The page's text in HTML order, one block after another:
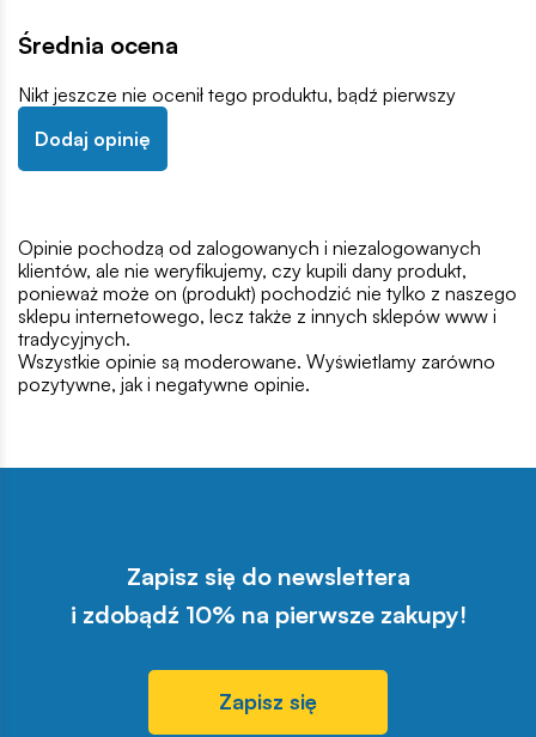
Średnia ocena
Nikt jeszcze nie ocenił tego produktu, bądź pierwszy
Dodaj opinię
Opinie pochodzą od zalogowanych i niezalogowanych
klientów, ale nie weryfikujemy, czy kupili dany produkt,
ponieważ może on (produkt) pochodzić nie tylko z naszego
sklepu internetowego, lecz także z innych sklepów www i
tradycyjnych.
Wszystkie opinie są moderowane. Wyświetlamy zarówno
pozytywne, jak i negatywne opinie.
Zapisz się do newslettera
i zdobądź 10% na pierwsze zakupy!
Zapisz się